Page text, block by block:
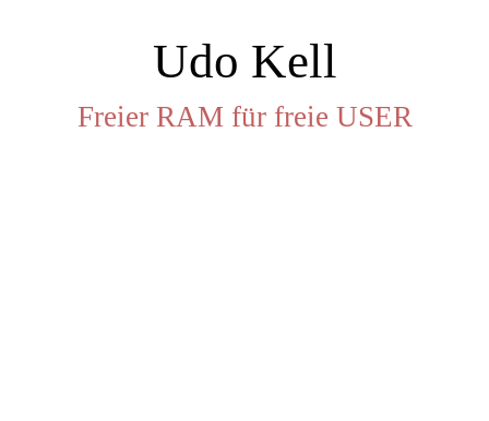
Udo Kell
Freier RAM für freie USER